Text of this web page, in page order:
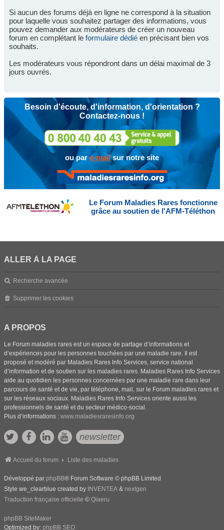
Si aucun des forums déjà en ligne ne correspond à la situation
pour laquelle vous souhaitez partager des informations, vous
pouvez demander aux modérateurs de créer un nouveau
forum en complétant le formulaire dédié en précisant bien vos
souhaits.
Les modérateurs vous répondront dans un délai maximal de 3
jours ouvrés.
Besoin d'écoute, d'information, d'orientation ?
Contactez-nous !
ou pare-mailsur notre site
Le Forum Maladies Rares fonctionne
grâce au soutien de l'AFM-Téléthon
ALLER À LA PAGE
Recherche avancée
Supprimer les cookies
A PROPOS
Le Forum maladies rares est un espace de partage d’informations et
d’expériences pour les personnes touchées par une maladie rare. Il est
proposé et modéré par Maladies Rares Info Services, service national
d’information et de soutien sur les maladies rares. Maladies Rares Info Services
aide au quotidien les personnes concernées par une maladie rare dans leur
parcours de santé et de vie, par téléphone, mail, sur le Forum maladies rares et
sur les réseaux sociaux. Maladies Rares Info Services oriente aussi les
professionnels de santé et du secteur médico-social.
Plus d’informations : www.maladiesraresinfo.org
newsletter
Accueil du forum Liste des maladies
Développé par phpBB® Forum Software © phpBB Limited
Style we_clearblue created by INVENTEA & nextgen
Traduction française officielle © Qiaeru
phpBB SiteMaker
Optimized by: phpBB SEO